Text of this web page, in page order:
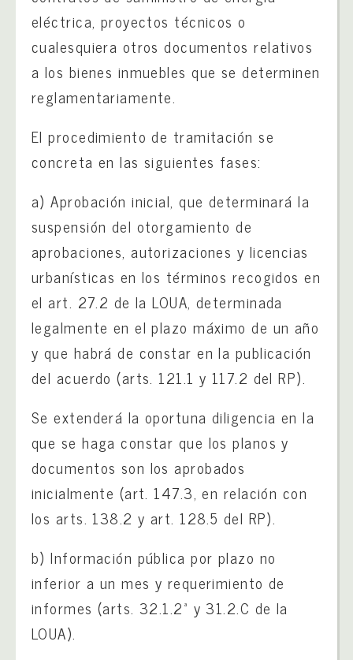
eléctrica, proyectos técnicos o
cualesquiera otros documentos relativos
a los bienes inmuebles que se determinen
reglamentariamente.
El procedimiento de tramitación se
concreta en las siguientes fases:
a) Aprobación inicial, que determinará la
suspensión del otorgamiento de
aprobaciones, autorizaciones y licencias
urbanísticas en los términos recogidos en
el art. 27.2 de la LOUA, determinada
legalmente en el plazo máximo de un año
y que habrá de constar en la publicación
del acuerdo (arts. 121.1 y 117.2 del RP).
Se extenderá la oportuna diligencia en la
que se haga constar que los planos y
documentos son los aprobados
inicialmente (art. 147.3, en relación con
los arts. 138.2 y art. 128.5 del RP).
b) Información pública por plazo no
inferior a un mes y requerimiento de
informes (arts. 32.1.2ª y 31.2.C de la
LOUA).